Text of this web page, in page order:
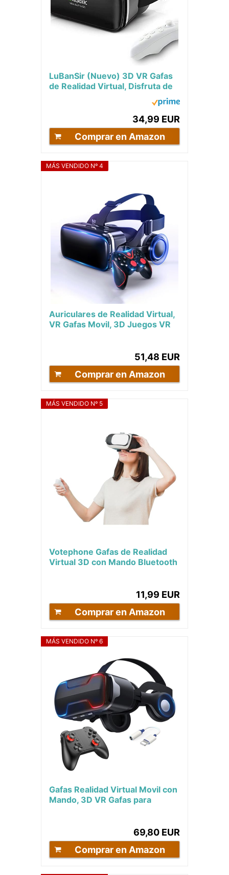
LuBanSir (Nuevo) 3D VR Gafas
de Realidad Virtual, Disfruta de
los Mejores Juegos y Videos,...
34,99 EUR
Comprar en Amazon
MÁS VENDIDO Nº 4
Auriculares de Realidad Virtual,
VR Gafas Movil, 3D Juegos VR
51,48 EUR
Comprar en Amazon
MÁS VENDIDO Nº 5
Votephone Gafas de Realidad
Virtual 3D con Mando Bluetooth
11,99 EUR
Comprar en Amazon
MÁS VENDIDO Nº 6
Gafas Realidad Virtual Movil con
Mando, 3D VR Gafas para
69,80 EUR
Comprar en Amazon